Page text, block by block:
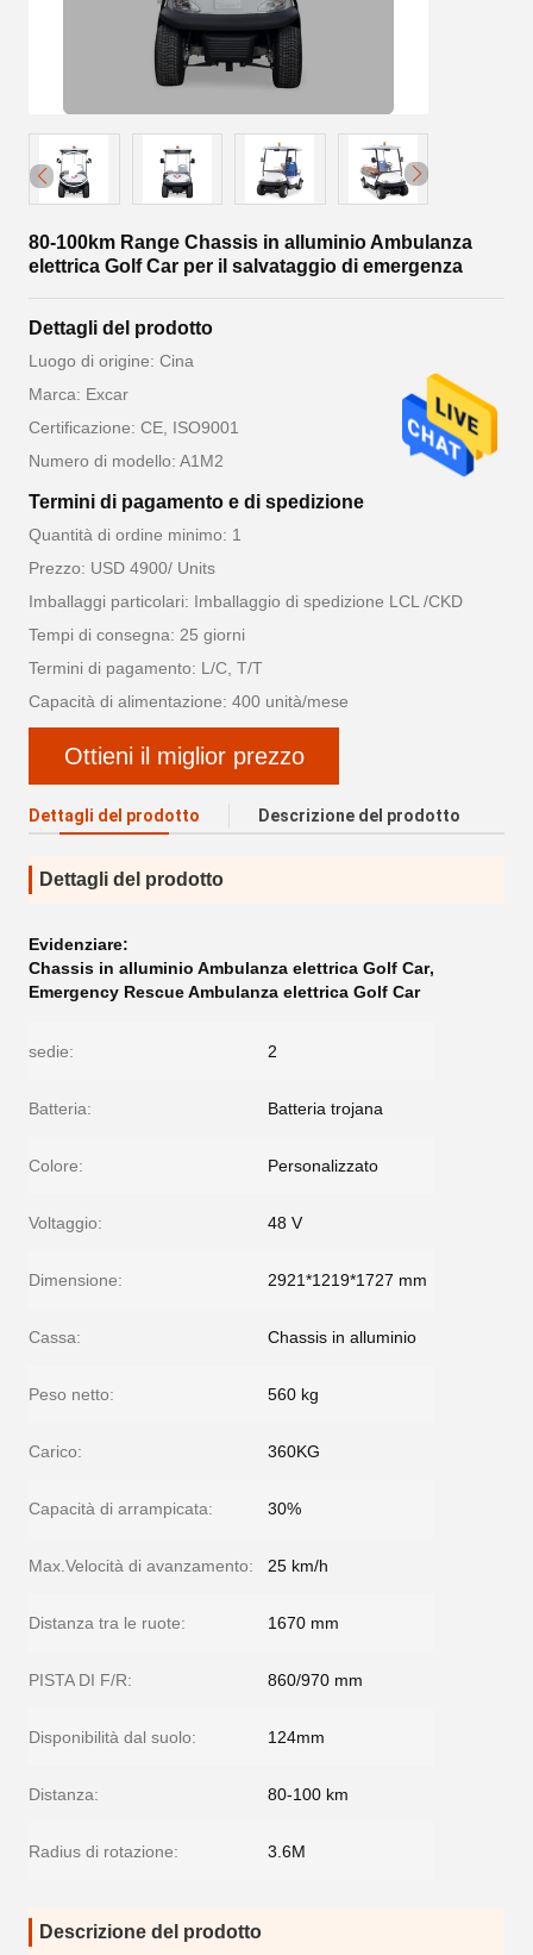
80-100km Range Chassis in alluminio Ambulanza
elettrica Golf Car per il salvataggio di emergenza
Dettagli del prodotto
Luogo di origine: Cina
Marca: Excar
Certificazione: CE, ISO9001
Numero di modello: A1M2
Termini di pagamento e di spedizione
Quantità di ordine minimo: 1
Prezzo: USD 4900/ Units
Imballaggi particolari: Imballaggio di spedizione LCL /CKD
Tempi di consegna: 25 giorni
Termini di pagamento: L/C, T/T
Capacità di alimentazione: 400 unità/mese
Ottieni il miglior prezzo
Dettagli del prodotto Descrizione del prodotto
Dettagli del prodotto
Evidenziare:
Chassis in alluminio Ambulanza elettrica Golf Car,
Emergency Rescue Ambulanza elettrica Golf Car
sedie: 2
Batteria: Batteria trojana
Colore: Personalizzato
Voltaggio: 48 V
Dimensione: 2921*1219*1727 mm
Cassa: Chassis in alluminio
Peso netto: 560 kg
Carico: 360KG
Capacità di arrampicata: 30%
Max.Velocità di avanzamento: 25 km/h
Distanza tra le ruote: 1670 mm
PISTA DI F/R: 860/970 mm
Disponibilità dal suolo: 124mm
Distanza: 80-100 km
Radius di rotazione: 3.6M
Descrizione del prodotto